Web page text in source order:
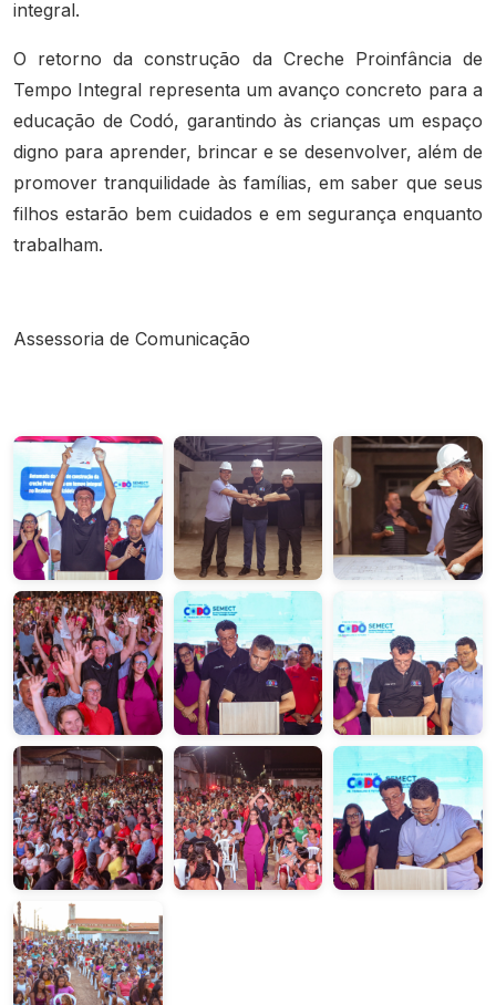
integral.
O retorno da construção da Creche Proinfância de
Tempo Integral representa um avanço concreto para a
educação de Codó, garantindo às crianças um espaço
digno para aprender, brincar e se desenvolver, além de
promover tranquilidade às famílias, em saber que seus
filhos estarão bem cuidados e em segurança enquanto
trabalham.
Assessoria de Comunicação